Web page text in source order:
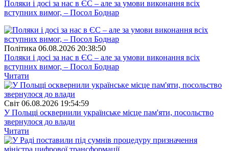
Поляки і досі за нас в ЄС – але за умови виконання всіх
вступних вимог, – Посол Боднар
Полiтика 06.08.2026 20:38:50
Поляки і досі за нас в ЄС – але за умови виконання всіх
вступних вимог, – Посол Боднар
Читати
Свiт 06.08.2026 19:54:59
У Польщі осквернили українське місце пам'яти, посольство
звернулося до влади
Читати